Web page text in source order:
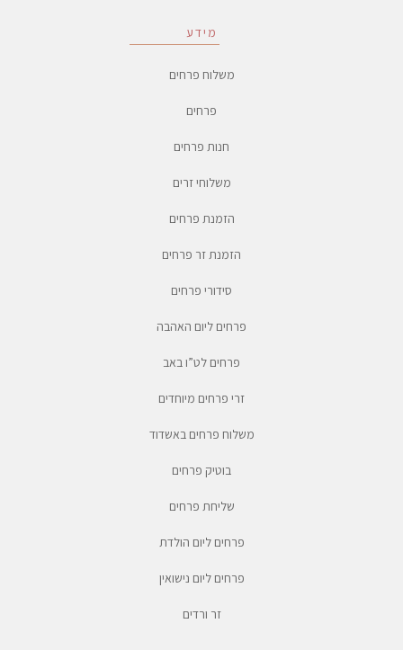
מידע
משלוח פרחים
פרחים
חנות פרחים
משלוחי זרים
הזמנת פרחים
הזמנת זר פרחים
סידורי פרחים
פרחים ליום האהבה
פרחים לט”ו באב
זרי פרחים מיוחדים
משלוח פרחים באשדוד
בוטיק פרחים
שליחת פרחים
פרחים ליום הולדת
פרחים ליום נישואין
זר ורדים